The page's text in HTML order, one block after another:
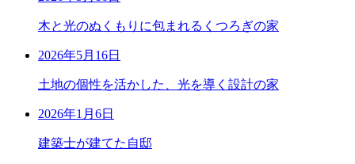
木と光のぬくもりに包まれるくつろぎの家
2026年5月16日
土地の個性を活かした、光を導く設計の家
2026年1月6日
建築士が建てた自邸